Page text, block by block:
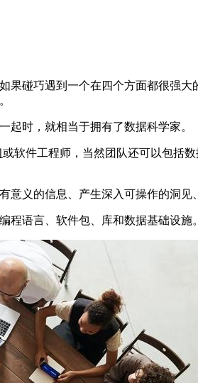
碰巧遇到一个在四个方面都很强
起时，就相当于拥有了数据科学家。
或软件工程师，当然团队还可以包括
义的信息、产生深入可操作的洞见
语言、软件包、库和数据基础设施